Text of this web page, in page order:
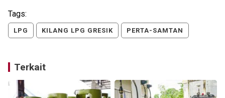
Tags:
LPG KILANG LPG GRESIK PERTA-SAMTAN
Terkait